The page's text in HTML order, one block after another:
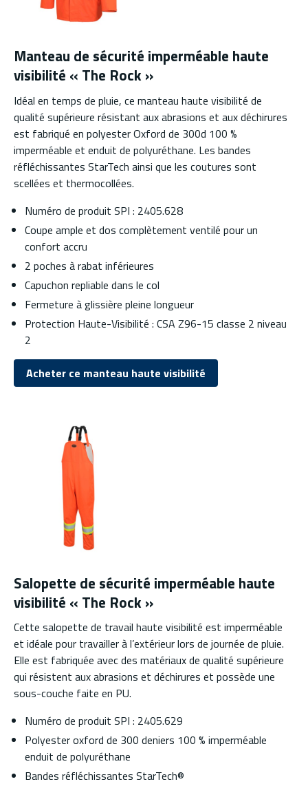
Manteau de sécurité imperméable haute
visibilité « The Rock »
Idéal en temps de pluie, ce manteau haute visibilité de
qualité supérieure résistant aux abrasions et aux déchirures
est fabriqué en polyester Oxford de 300d 100 %
imperméable et enduit de polyuréthane. Les bandes
réfléchissantes StarTech ainsi que les coutures sont
scellées et thermocollées.
Numéro de produit SPI : 2405.628
Coupe ample et dos complètement ventilé pour un
confort accru
2 poches à rabat inférieures
Capuchon repliable dans le col
Fermeture à glissière pleine longueur
Protection Haute-Visibilité : CSA Z96-15 classe 2 niveau
2
Acheter ce manteau haute visibilité
Salopette de sécurité imperméable haute
visibilité « The Rock »
Cette salopette de travail haute visibilité est imperméable
et idéale pour travailler à l’extérieur lors de journée de pluie.
Elle est fabriquée avec des matériaux de qualité supérieure
qui résistent aux abrasions et déchirures et possède une
sous-couche faite en PU.
Numéro de produit SPI : 2405.629
Polyester oxford de 300 deniers 100 % imperméable
enduit de polyuréthane
Bandes réfléchissantes StarTech®